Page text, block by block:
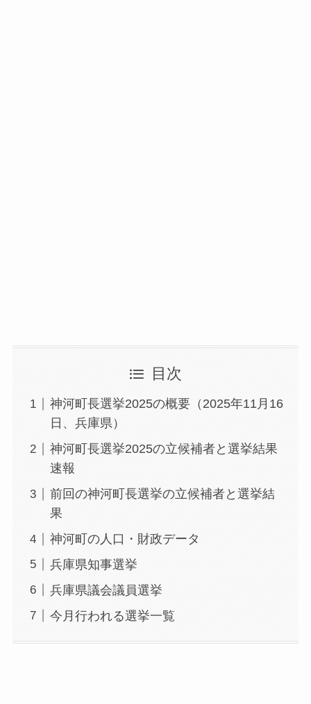
目次
神河町長選挙2025の概要（2025年11月16
日、兵庫県）
神河町長選挙2025の立候補者と選挙結果
速報
前回の神河町長選挙の立候補者と選挙結
果
神河町の人口・財政データ
兵庫県知事選挙
兵庫県議会議員選挙
今月行われる選挙一覧